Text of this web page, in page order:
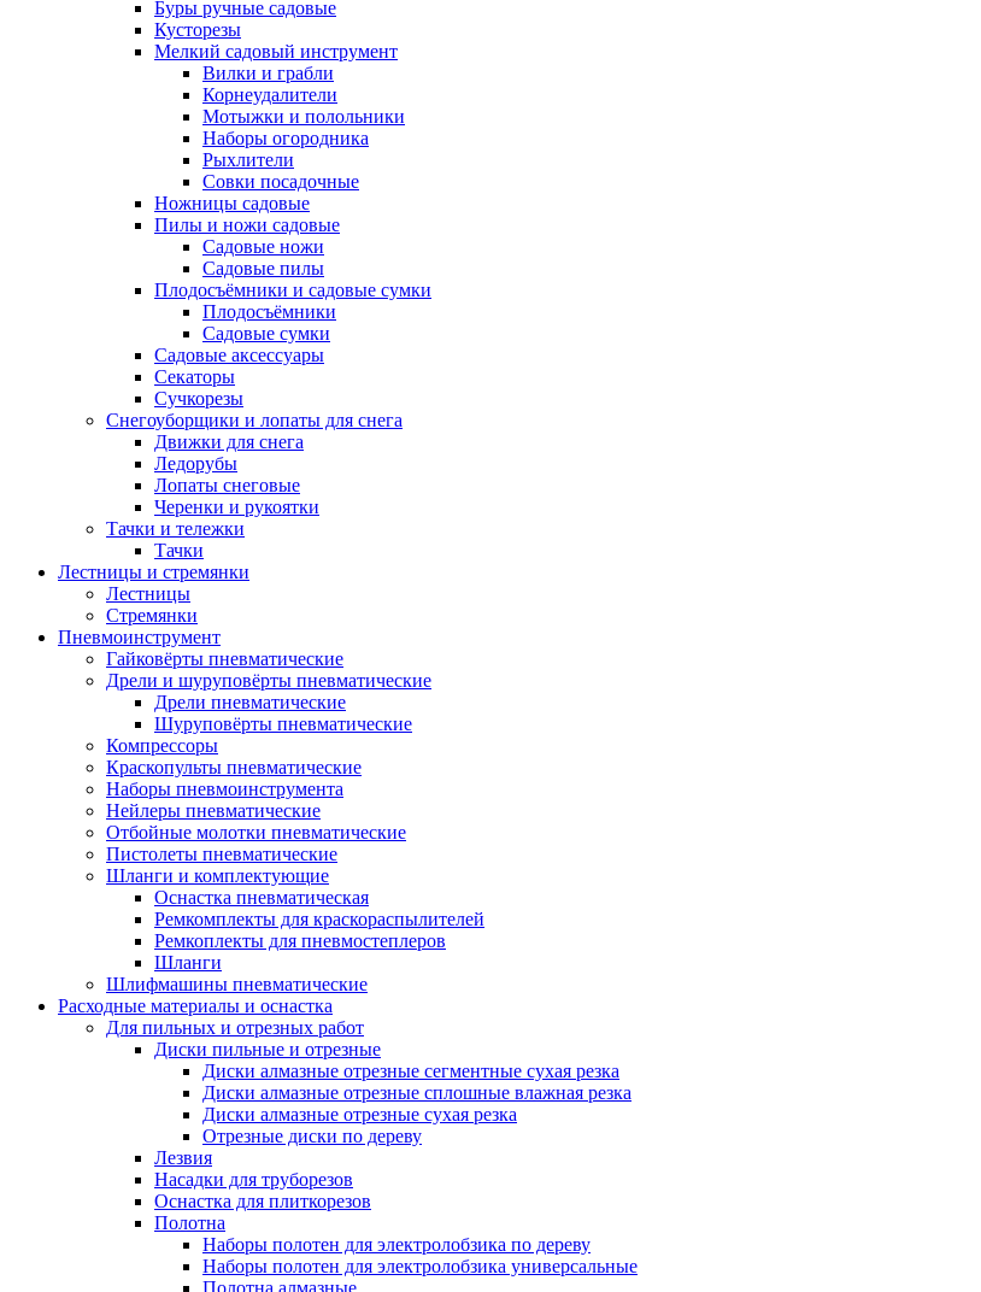
Буры ручные садовые
Кусторезы
Мелкий садовый инструмент
Вилки и грабли
Корнеудалители
Мотыжки и полольники
Наборы огородника
Рыхлители
Совки посадочные
Ножницы садовые
Пилы и ножи садовые
Садовые ножи
Садовые пилы
Плодосъёмники и садовые сумки
Плодосъёмники
Садовые сумки
Садовые аксессуары
Секаторы
Сучкорезы
Снегоуборщики и лопаты для снега
Движки для снега
Ледорубы
Лопаты снеговые
Черенки и рукоятки
Тачки и тележки
Тачки
Лестницы и стремянки
Лестницы
Стремянки
Пневмоинструмент
Гайковёрты пневматические
Дрели и шуруповёрты пневматические
Дрели пневматические
Шуруповёрты пневматические
Компрессоры
Краскопульты пневматические
Наборы пневмоинструмента
Нейлеры пневматические
Отбойные молотки пневматические
Пистолеты пневматические
Шланги и комплектующие
Оснастка пневматическая
Ремкомплекты для краскораспылителей
Ремкоплекты для пневмостеплеров
Шланги
Шлифмашины пневматические
Расходные материалы и оснастка
Для пильных и отрезных работ
Диски пильные и отрезные
Диски алмазные отрезные сегментные сухая резка
Диски алмазные отрезные сплошные влажная резка
Диски алмазные отрезные сухая резка
Отрезные диски по дереву
Лезвия
Насадки для труборезов
Оснастка для плиткорезов
Полотна
Наборы полотен для электролобзика по дереву
Наборы полотен для электролобзика универсальные
Полотна алмазные